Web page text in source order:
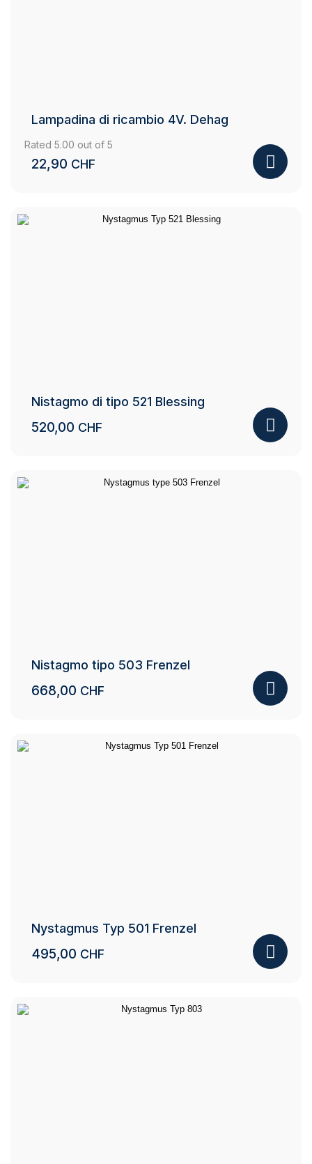
Lampadina di ricambio 4V. Dehag
Rated 5.00 out of 5
22,90 CHF
Nistagmo di tipo 521 Blessing
520,00 CHF
Nistagmo tipo 503 Frenzel
668,00 CHF
Nystagmus Typ 501 Frenzel
495,00 CHF